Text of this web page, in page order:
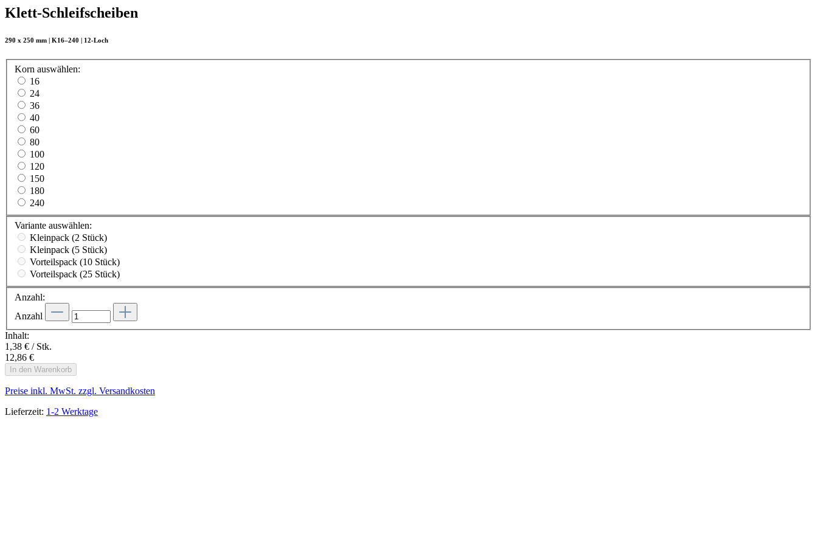
Klett-Schleifscheiben
290 x 250 mm | K16–240 | 12-Loch
Korn auswählen:
16
24
36
40
60
80
100
120
150
180
240
Variante auswählen:
Kleinpack (2 Stück)
Kleinpack (5 Stück)
Vorteilspack (10 Stück)
Vorteilspack (25 Stück)
Anzahl:
Anzahl
Inhalt:
1,38 € / Stk.
12,86 €
In den Warenkorb
Preise inkl. MwSt. zzgl. Versandkosten
Lieferzeit: 1-2 Werktage